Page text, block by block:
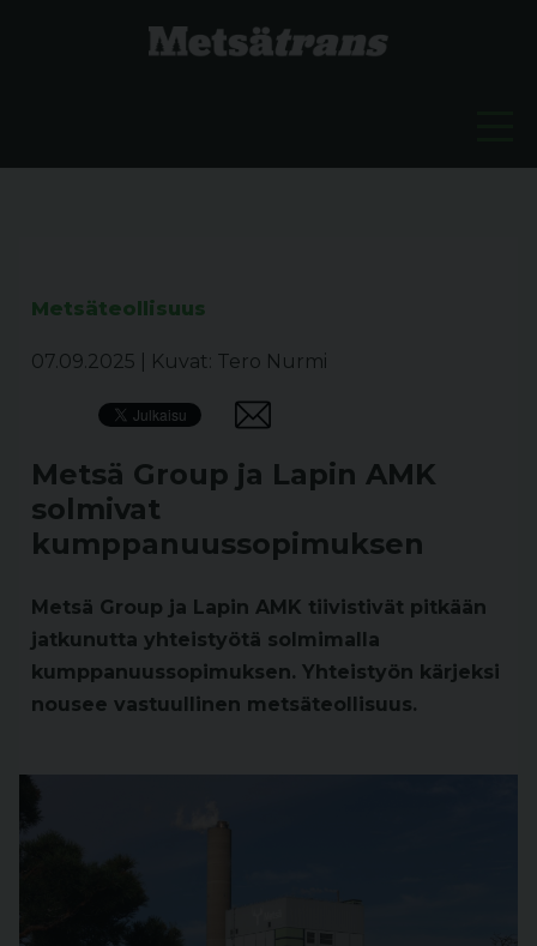
Metsäteollisuus
07.09.2025 Kuvat: Tero Nurmi
Metsä Group ja Lapin AMK
solmivat
kumppanuussopimuksen
Metsä Group ja Lapin AMK tiivistivät pitkään
jatkunutta yhteistyötä solmimalla
kumppanuussopimuksen. Yhteistyön kärjeksi
nousee vastuullinen metsäteollisuus.